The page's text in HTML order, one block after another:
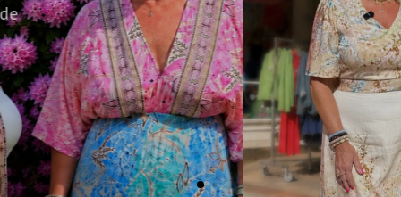
Familjeföretag med lång erfarenhet
LÄS MER